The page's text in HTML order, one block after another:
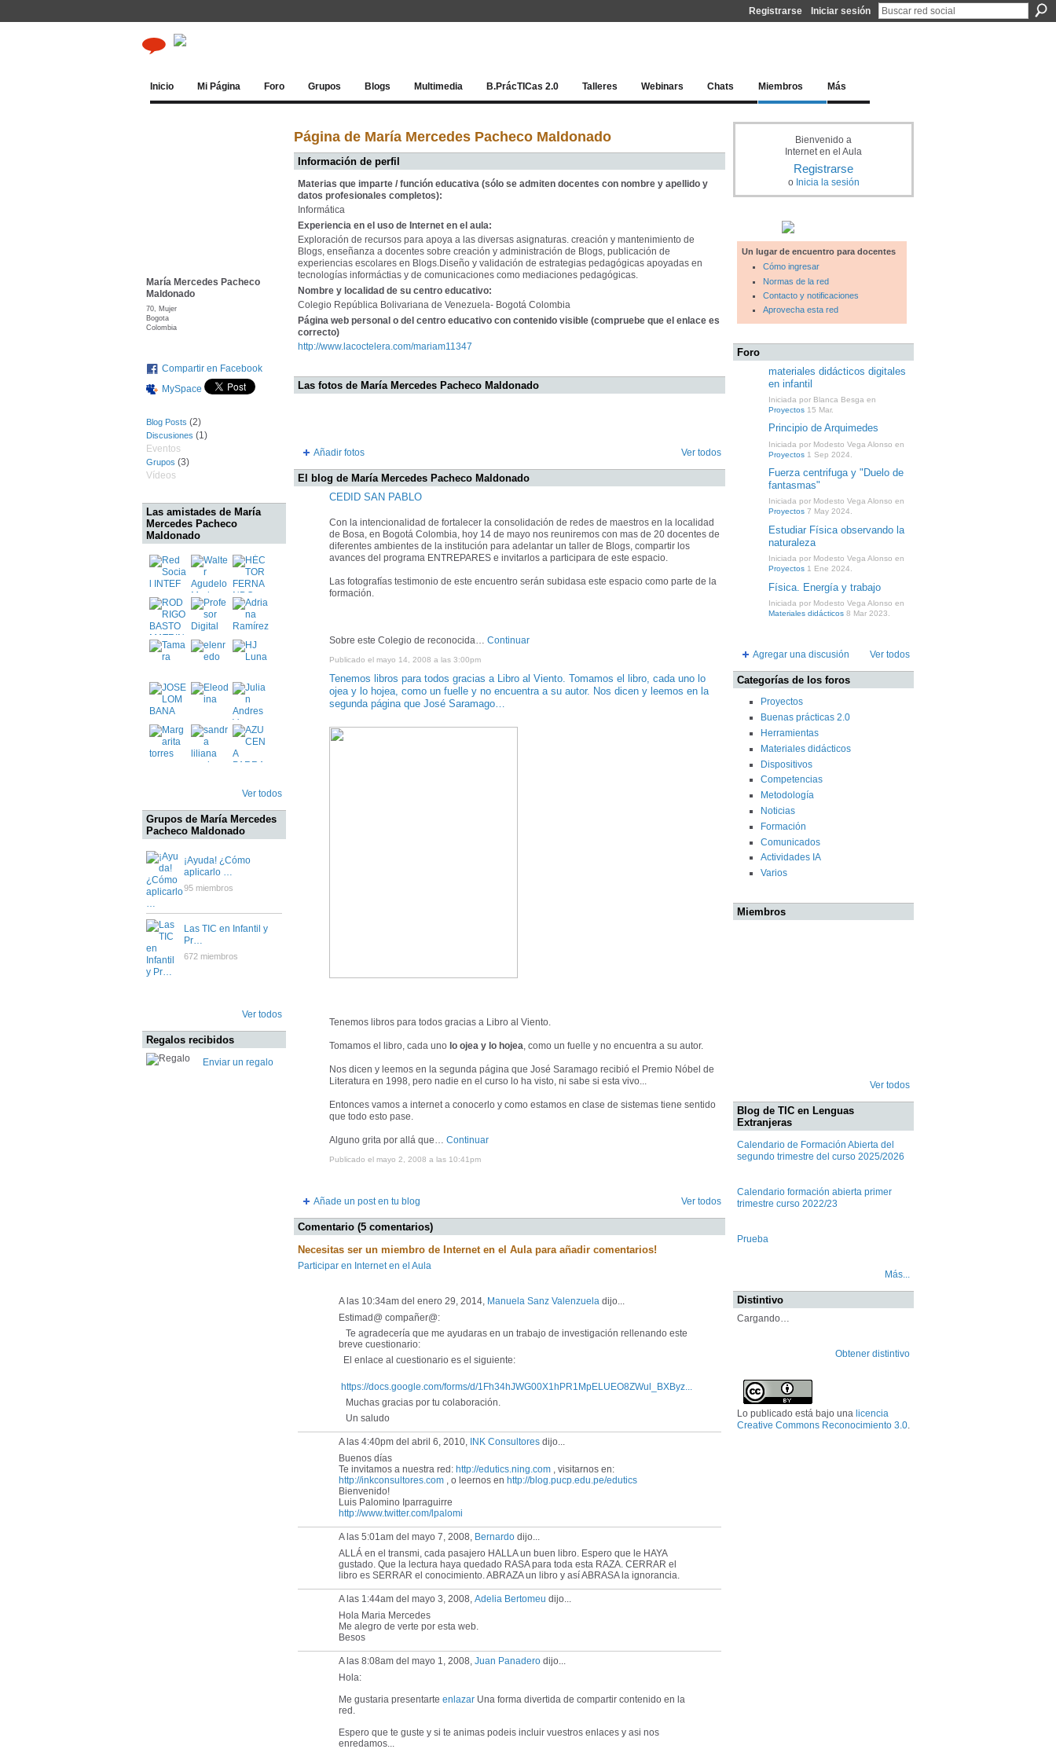
Registrarse Iniciar sesión
Inicio Mi Página Foro Grupos Blogs Multimedia B.PrácTICas 2.0 Talleres Webinars Chats Miembros Más
María Mercedes Pacheco
Maldonado
70, Mujer
Bogota
Colombia
Compartir en Facebook
MySpace
Blog Posts (2)
Discusiones (1)
Eventos
Grupos (3)
Vídeos
Las amistades de María
Mercedes Pacheco
Maldonado
Ver todos
Grupos de María Mercedes
Pacheco Maldonado
¡Ayuda! ¿Cómo
aplicarlo …
95 miembros
Las TIC en Infantil y
Pr…
672 miembros
Ver todos
Regalos recibidos
Enviar un regalo
Página de María Mercedes Pacheco Maldonado
Información de perfil
Materias que imparte / función educativa (sólo se admiten docentes con nombre y apellido y
datos profesionales completos):
Informática
Experiencia en el uso de Internet en el aula:
Exploración de recursos para apoya a las diversas asignaturas. creación y mantenimiento de
Blogs, enseñanza a docentes sobre creación y administración de Blogs, publicación de
experiencias escolares en Blogs.Diseño y validación de estrategias pedagógicas apoyadas en
tecnologías informáctias y de comunicaciones como mediaciones pedagógicas.
Nombre y localidad de su centro educativo:
Colegio República Bolivariana de Venezuela- Bogotá Colombia
Página web personal o del centro educativo con contenido visible (compruebe que el enlace es
correcto)
http://www.lacoctelera.com/mariam11347
Las fotos de María Mercedes Pacheco Maldonado
Añadir fotos Ver todos
El blog de María Mercedes Pacheco Maldonado
CEDID SAN PABLO
Con la intencionalidad de fortalecer la consolidación de redes de maestros en la localidad
de Bosa, en Bogotá Colombia, hoy 14 de mayo nos reuniremos con mas de 20 docentes de
diferentes ambientes de la institución para adelantar un taller de Blogs, compartir los
avances del programa ENTREPARES e invitarlos a participara de este espacio.
Las fotografías testimonio de este encuentro serán subidasa este espacio como parte de la
formación.
Sobre este Colegio de reconocida… Continuar
Publicado el mayo 14, 2008 a las 3:00pm
Tenemos libros para todos gracias a Libro al Viento. Tomamos el libro, cada uno lo
ojea y lo hojea, como un fuelle y no encuentra a su autor. Nos dicen y leemos en la
segunda página que José Saramago…
Tenemos libros para todos gracias a Libro al Viento.
Tomamos el libro, cada uno lo ojea y lo hojea , como un fuelle y no encuentra a su autor.
Nos dicen y leemos en la segunda página que José Saramago recibió el Premio Nóbel de
Literatura en 1998, pero nadie en el curso lo ha visto, ni sabe si esta vivo...
Entonces vamos a internet a conocerlo y como estamos en clase de sistemas tiene sentido
que todo esto pase.
Alguno grita por allá que… Continuar
Publicado el mayo 2, 2008 a las 10:41pm
Añade un post en tu blog Ver todos
Comentario (5 comentarios)
Necesitas ser un miembro de Internet en el Aula para añadir comentarios!
Participar en Internet en el Aula
A las 10:34am del enero 29, 2014, Manuela Sanz Valenzuela dijo...
Estimad@ compañer@:
Te agradecería que me ayudaras en un trabajo de investigación rellenando este
breve cuestionario:
El enlace al cuestionario es el siguiente:
https://docs.google.com/forms/d/1Fh34hJWG00X1hPR1MpELUEO8ZWul_BXByz...
Muchas gracias por tu colaboración.
Un saludo
A las 4:40pm del abril 6, 2010, INK Consultores dijo...
Buenos días
Te invitamos a nuestra red: http://edutics.ning.com , visitarnos en:
http://inkconsultores.com , o leernos en http://blog.pucp.edu.pe/edutics
Bienvenido!
Luis Palomino Iparraguirre
http://www.twitter.com/lpalomi
A las 5:01am del mayo 7, 2008, Bernardo dijo...
ALLÁ en el transmi, cada pasajero HALLA un buen libro. Espero que le HAYA
gustado. Que la lectura haya quedado RASA para toda esta RAZA. CERRAR el
libro es SERRAR el conocimiento. ABRAZA un libro y así ABRASA la ignorancia.
A las 1:44am del mayo 3, 2008, Adelia Bertomeu dijo...
Hola Maria Mercedes
Me alegro de verte por esta web.
Besos
A las 8:08am del mayo 1, 2008, Juan Panadero dijo...
Hola:
Me gustaria presentarte enlazar Una forma divertida de compartir contenido en la
red.
Espero que te guste y si te animas podeis incluir vuestros enlaces y asi nos
enredamos...
Bienvenido a
Internet en el Aula
Registrarse
o Inicia la sesión
Un lugar de encuentro para docentes
Cómo ingresar
Normas de la red
Contacto y notificaciones
Aprovecha esta red
Foro
materiales didácticos digitales
en infantil
Iniciada por Blanca Besga en
Proyectos 15 Mar.
Principio de Arquimedes
Iniciada por Modesto Vega Alonso en
Proyectos 1 Sep 2024.
Fuerza centrifuga y "Duelo de
fantasmas"
Iniciada por Modesto Vega Alonso en
Proyectos 7 May 2024.
Estudiar Física observando la
naturaleza
Iniciada por Modesto Vega Alonso en
Proyectos 1 Ene 2024.
Física. Energía y trabajo
Iniciada por Modesto Vega Alonso en
Materiales didácticos 8 Mar 2023.
Agregar una discusión Ver todos
Categorías de los foros
Proyectos
Buenas prácticas 2.0
Herramientas
Materiales didácticos
Dispositivos
Competencias
Metodología
Noticias
Formación
Comunicados
Actividades IA
Varios
Miembros
Ver todos
Blog de TIC en Lenguas
Extranjeras
Calendario de Formación Abierta del
segundo trimestre del curso 2025/2026
Calendario formación abierta primer
trimestre curso 2022/23
Prueba
Más...
Distintivo
Cargando…
Obtener distintivo
Lo publicado está bajo una licencia
Creative Commons Reconocimiento 3.0.